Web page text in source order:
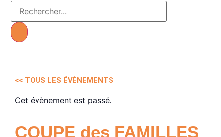
<< TOUS LES ÉVÈNEMENTS
Cet évènement est passé.
COUPE des FAMILLES